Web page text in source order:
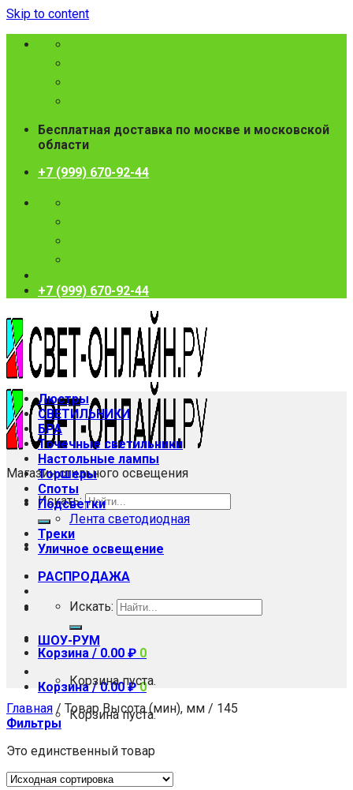
Skip to content
Бесплатная доставка по москве и московской
области
+7 (999) 670-92-44
+7 (999) 670-92-44
Магазин стильного освещения
Искать:
РАСПРОДАЖА
ШОУ-РУМ
Корзина /0.00₽ 0
Корзина пуста.
Люстры
СВЕТИЛЬНИКИ
БРА
Точечные светильники
Настольные лампы
Торшеры
Споты
Подсветки
Лента светодиодная
Треки
Уличное освещение
Искать:
Корзина / 0.00 ₽ 0
Корзина пуста.
Главная / Товар Высота (мин), мм / 145
Фильтры
Это единственный товар